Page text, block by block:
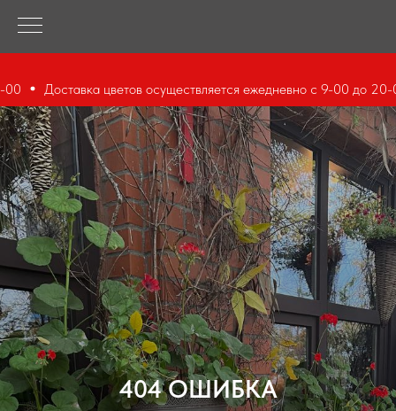
Доставка цветов осуществляется ежедневно с 9-00 до 20-00
404 ОШИБКА